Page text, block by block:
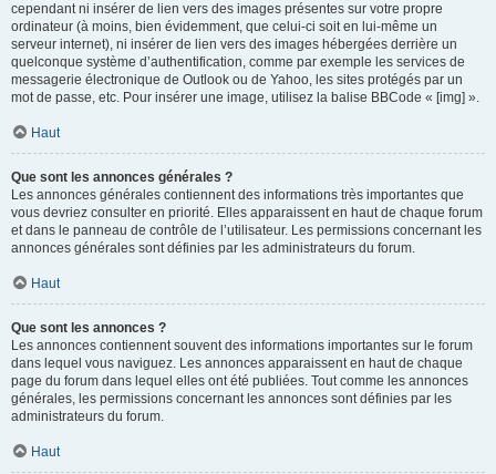
cependant ni insérer de lien vers des images présentes sur votre propre
ordinateur (à moins, bien évidemment, que celui-ci soit en lui-même un
serveur internet), ni insérer de lien vers des images hébergées derrière un
quelconque système d’authentification, comme par exemple les services de
messagerie électronique de Outlook ou de Yahoo, les sites protégés par un
mot de passe, etc. Pour insérer une image, utilisez la balise BBCode « [img] ».
Haut
Que sont les annonces générales ?
Les annonces générales contiennent des informations très importantes que
vous devriez consulter en priorité. Elles apparaissent en haut de chaque forum
et dans le panneau de contrôle de l’utilisateur. Les permissions concernant les
annonces générales sont définies par les administrateurs du forum.
Haut
Que sont les annonces ?
Les annonces contiennent souvent des informations importantes sur le forum
dans lequel vous naviguez. Les annonces apparaissent en haut de chaque
page du forum dans lequel elles ont été publiées. Tout comme les annonces
générales, les permissions concernant les annonces sont définies par les
administrateurs du forum.
Haut